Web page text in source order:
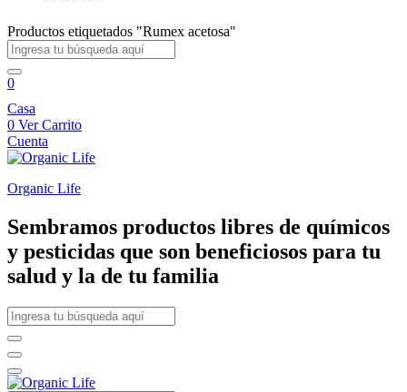
Productos etiquetados "Rumex acetosa"
0
Casa
0 Ver Carrito
Cuenta
Organic Life
Sembramos productos libres de químicos
y pesticidas que son beneficiosos para tu
salud y la de tu familia